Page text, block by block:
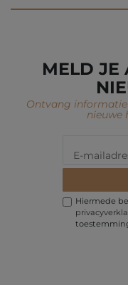
MELD JE
Ontvang
nieuwe
Hiermede